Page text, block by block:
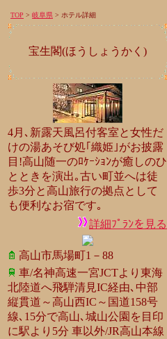
TOP > 岐阜県 > ホテル詳細
宝生閣(ほうしょうかく)
4月､新露天風呂付客室と女性だ
けの湯あそび処｢織姫｣がお披露
目!高山随一のﾛｹｰｼｮﾝが癒しのひ
とときを演出｡古い町並へは徒
歩3分と高山旅行の拠点として
も便利なお宿です｡
詳細ﾌﾟﾗﾝを見る
高山市馬場町1－88
車/名神高速一宮JCTより東海
北陸道へ飛騨清見IC経由､中部
縦貫道～高山西IC～国道158号
線､15分で高山､城山公園を目印
に駅より5分 車以外/JR高山本線